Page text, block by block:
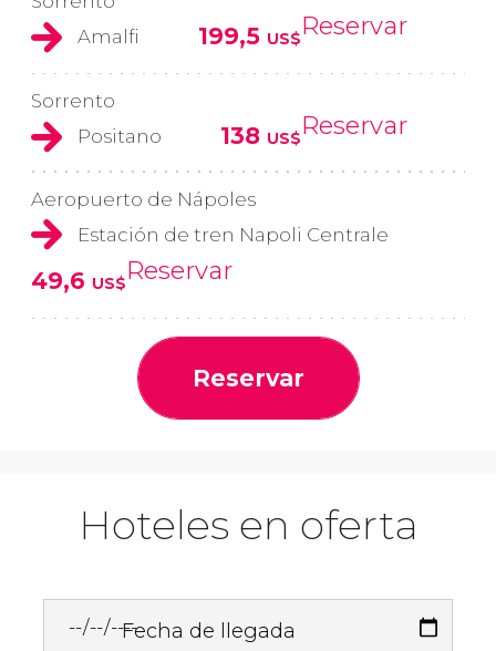
Amalfi
199,5 US$Reservar
Sorrento
Positano
138 US$Reservar
Aeropuerto de Nápoles
Estación de tren Napoli Centrale
49,6 US$Reservar
Reservar
Hoteles en oferta
Fecha de llegada